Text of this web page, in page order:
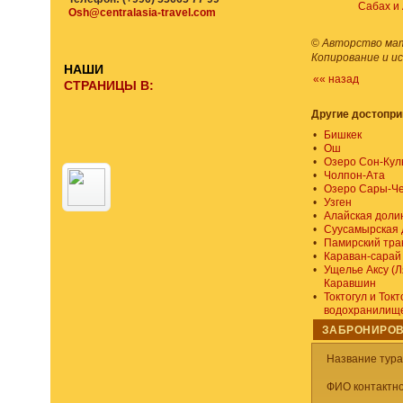
Сабах и
©Авторство
Копирование и
«« назад
Другие
•
Бишкек
• Ош
• Озеро Сон-
•
Чолпон-Ата
• Озеро Сары-
• Узген
• Алайская
• Суусамырская
•
Памирский
•
Караван-
• Ущелье Аксу
Каравшин
• Токтогул и
Название
ФИО
Osh@centralasia-travel.com
НАШИ
СТРАНИЦЫ В: